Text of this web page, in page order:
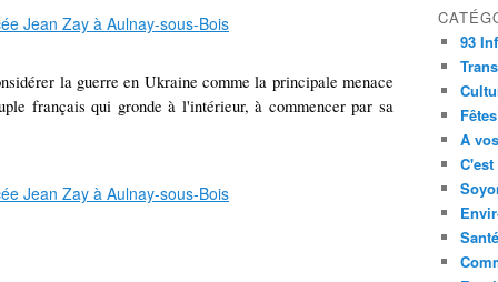
la guerre en Ukraine comme la principale menace
français qui gronde à l'intérieur, à commencer par sa
93
A
Santé